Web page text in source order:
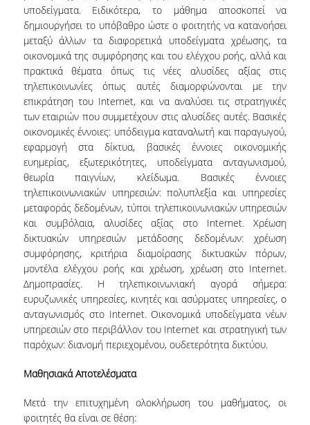
ΔΙΟΙΚΗΤΙΚΟ ΠΡΟΣΩΠΙΚΟ
ΜΗΤΡΩΑ
ΠΡΟΠΤΥΧΙΑΚΕΣ ΣΠΟΥΔΕΣ
ΠΡΟΓΡΑΜΜΑ ΣΠΟΥΔΩΝ
ΟΔΗΓΟΣ ΣΠΟΥΔΩΝ
ΜΑΘΗΜΑΤΑ
ΜΑΘΗΜΑΤΑ ΠΡΟΓΡΑΜΜΑΤΟΣ ΣΠΟΥΔΩΝ
ΜΑΘΗΜΑΤΑ ΕΛΕΥΘΕΡΗΣ ΕΠΙΛΟΓΗΣ
ΕΚΠΑΙΔΕΥΤΙΚΑ ΕΡΓΑΣΤΗΡΙΑ
ΚΑΤΑΤΑΚΤΗΡΙΕΣ ΕΞΕΤΑΣΕΙΣ
ΠΡΑΚΤΙΚΗ ΑΣΚΗΣΗ
ΑΚΑΔΗΜΑΪΚΟΙ ΣΥΜΒΟΥΛΟΙ ΣΠΟΥΔΩΝ
ΠΙΣΤΟΠΟΙΗΣΗ ΠΑΙΔΑΓΩΓΙΚΗΣ ΚΑΙ ΔΙΔΑΚΤΙΚΗΣ
ERASMUS+
υποδείγματα. Ειδικότερα, το μάθημα αποσκοπεί να
δημιουργήσει το υπόβαθρο ώστε ο φοιτητής να κατανοήσει
μεταξύ άλλων τα διαφορετικά υποδείγματα χρέωσης, τα
οικονομικά της συμφόρησης και του ελέγχου ροής, αλλά και
πρακτικά θέματα όπως τις νέες αλυσίδες αξίας στις
τηλεπικοινωνίες όπως αυτές διαμορφώνονται με την
επικράτηση του Internet, και να αναλύσει τις στρατηγικές
των εταιριών που συμμετέχουν στις αλυσίδες αυτές. Βασικές
οικονομικές έννοιες: υπόδειγμα καταναλωτή και παραγωγού,
εφαρμογή στα δίκτυα, βασικές έννοιες οικονομικής
ευημερίας, εξωτερικότητες, υποδείγματα ανταγωνισμού,
θεωρία παιγνίων, κλείδωμα. Βασικές έννοιες
τηλεπικοινωνιακών υπηρεσιών: πολυπλεξία και υπηρεσίες
μεταφοράς δεδομένων, τύποι τηλεπικοινωνιακών υπηρεσιών
και συμβόλαια, αλυσίδες αξίας στο Internet. Χρέωση
δικτυακών υπηρεσιών μετάδοσης δεδομένων: χρέωση
συμφόρησης, κριτήρια διαμοίρασης δικτυακών πόρων,
μοντέλα ελέγχου ροής και χρέωση, χρέωση στο Internet.
Δημοπρασίες. Η τηλεπικοινωνιακή αγορά σήμερα:
ευρυζωνικές υπηρεσίες, κινητές και ασύρματες υπηρεσίες, ο
ανταγωνισμός στο Internet. Οικονομικά υποδείγματα νέων
υπηρεσιών στο περιβάλλον του Internet και στρατηγική των
παρόχων: διανομή περιεχομένου, ουδετερότητα δικτύου.
Μαθησιακά Αποτελέσματα
Μετά την επιτυχημένη ολοκλήρωση του μαθήματος, οι
φοιτητές θα είναι σε θέση: